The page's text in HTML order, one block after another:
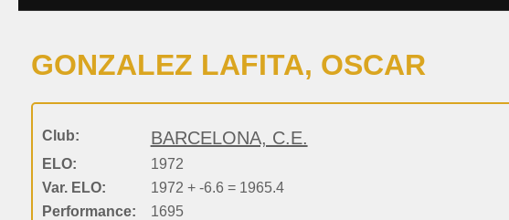
GONZALEZ LAFITA, OSCAR
Club: BARCELONA, C.E.
ELO:
1972
Var. ELO:
1972 + -6.6 = 1965.4
Performance:
1695